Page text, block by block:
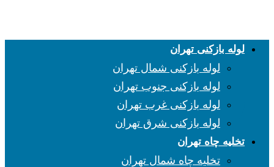
لوله بازکنی تهران
لوله بازکنی شمال تهران
لوله بازکنی جنوب تهران
لوله بازکنی غرب تهران
لوله بازکنی شرق تهران
تخلیه چاه تهران
تخلیه چاه شمال تهران